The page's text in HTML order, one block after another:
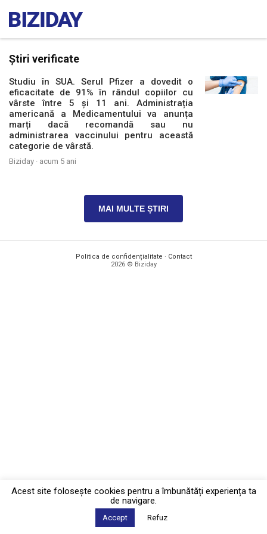
Știri verificate
Studiu în SUA. Serul Pfizer a dovedit o
eficacitate de 91% în rândul copiilor cu
vârste între 5 și 11 ani. Administrația
americană a Medicamentului va anunța
marți dacă recomandă sau nu
administrarea vaccinului pentru această
categorie de vârstă.
Biziday · acum 5 ani
MAI MULTE ȘTIRI
Politica de confidențialitate · Contact
2026 © Biziday
Acest site foloseşte cookies pentru a îmbunătăți experiența ta
de navigare.
Accept Refuz